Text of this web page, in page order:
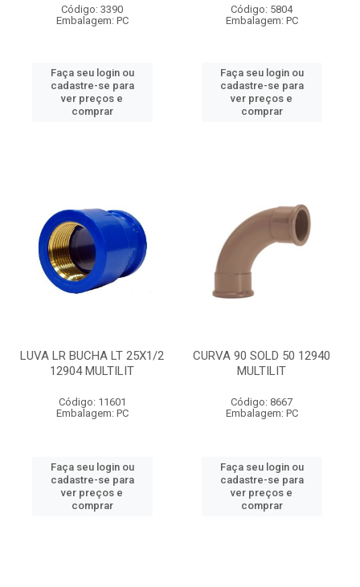
Código: 3390
Embalagem: PC
Faça seu login ou
cadastre-se para
ver preços e
comprar
Código: 5804
Embalagem: PC
Faça seu login ou
cadastre-se para
ver preços e
comprar
LUVA LR BUCHA LT 25X1/2
12904 MULTILIT
Código: 11601
Embalagem: PC
Faça seu login ou
cadastre-se para
ver preços e
comprar
CURVA 90 SOLD 50 12940
MULTILIT
Código: 8667
Embalagem: PC
Faça seu login ou
cadastre-se para
ver preços e
comprar